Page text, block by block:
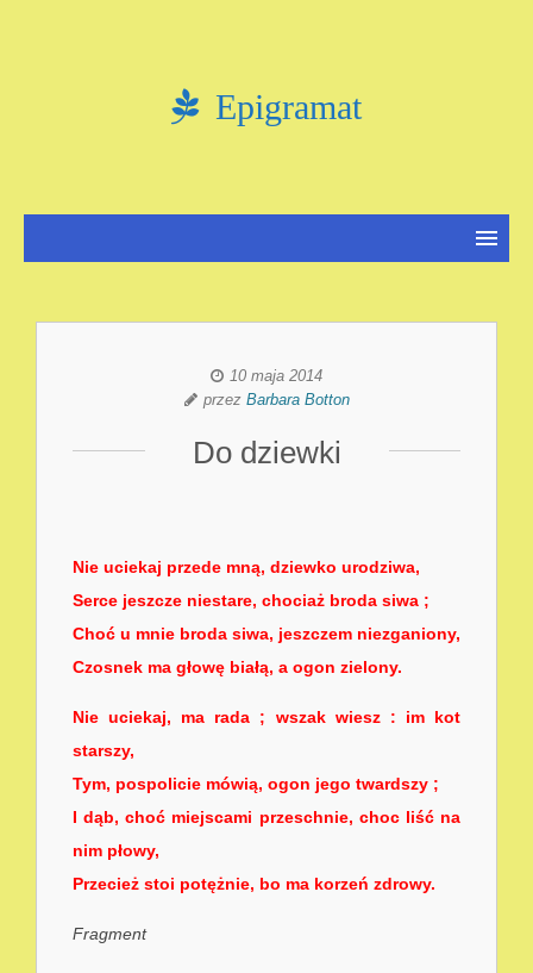
Epigramat
10 maja 2014
przez Barbara Botton
Do dziewki
Nie uciekaj przede mną, dziewko urodziwa,
Serce jeszcze niestare, chociaż broda siwa ;
Choć u mnie broda siwa, jeszczem niezganiony,
Czosnek ma głowę białą, a ogon zielony.
Nie uciekaj, ma rada ; wszak wiesz : im kot
starszy,
Tym, pospolicie mówią, ogon jego twardszy ;
I dąb, choć miejscami przeschnie, choc liść na
nim płowy,
Przecież stoi potężnie, bo ma korzeń zdrowy.
Fragment